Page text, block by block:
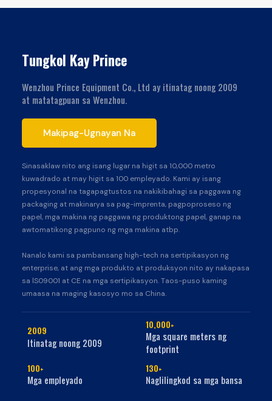
Tungkol Kay Prince
Wenzhou Prince Equipment Co., Ltd ay itinatag noong 2009
at matatagpuan sa Wenzhou.
Makipag-Ugnayan Na
Sinasaklaw nito ang isang lugar na higit sa 10,000 metro
kuwadrado at may higit sa 100 empleyado. Kami ay isang
propesyonal na tagapagtustos na nakikibahagi sa paggawa ng
packaging at makinarya sa pag-imprenta, pagpoproseso ng
papel, mga makina ng paggawa ng produktong papel, ganap na
awtomatikong pagpuno ng mga makina atbp.
Nanalo kami sa pambansang high-tech na sertipikasyon ng
enterprise, at ang mga produkto at produksyon nito ay nakapasa
sa lS09001 at CE na mga sertipikasyon. Taos-puso kaming
umaasa na maging kasosyo mo sa China.
2009
Itinatag noong 2009
10,000+
Mga square meters ng
footprint
100+
Mga empleyado
130+
Naglilingkod sa mga bansa